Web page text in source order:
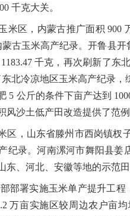
千克大关。
米区，内蒙古推广面积900
古玉米高产纪录。开鲁县
1183.47 千克，再次刷新了东
北冷凉地区玉米高产纪录，
5 公斤的条件下亩产达到
风沙土低产田改造提供了范例
区，山东省滕州市西岗镇杈
纪录。河南漯河市舞阳县姜
东、河北、安徽等地的示范
部署实施玉米单产提升工程
万亩实施区较周边农户亩均